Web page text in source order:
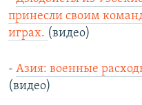
принесли своим
играх. (видео)
- Азия: военные
(видео)